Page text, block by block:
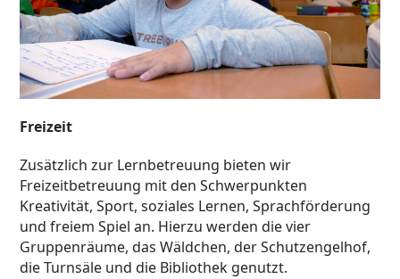
Freizeit
Zusätzlich zur Lernbetreuung bieten wir
Freizeitbetreuung mit den Schwerpunkten
Kreativität, Sport, soziales Lernen, Sprachförderung
und freiem Spiel an. Hierzu werden die vier
Gruppenräume, das Wäldchen, der Schutzengelhof,
die Turnsäle und die Bibliothek genutzt.